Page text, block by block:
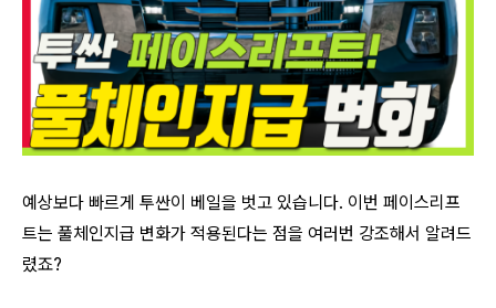
예상보다 빠르게 투싼이 베일을 벗고 있습니다. 이번 페이스리프
트는 풀체인지급 변화가 적용된다는 점을 여러번 강조해서 알려드
렸죠?